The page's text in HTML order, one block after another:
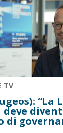
TV
“La
deve
di